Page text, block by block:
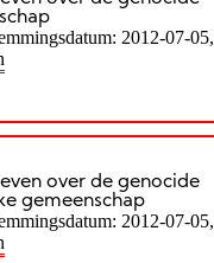
2012-07-05,
over de genocide
gemeenschap
2012-07-05,